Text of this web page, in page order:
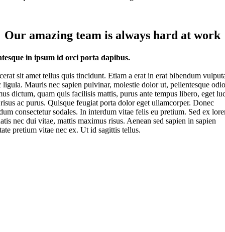
Our amazing team is always hard at work
in ipsum id orci porta dapibus.
sit amet tellus quis tincidunt. Etiam a erat in erat bibendum
ligula. Mauris nec sapien pulvinar, molestie dolor ut, pellentesque
dictum, quam quis facilisis mattis, purus ante tempus libero, eget
ac purus. Quisque feugiat porta dolor eget ullamcorper. Donec
consectetur sodales. In interdum vitae felis eu pretium. Sed ex
nec dui vitae, mattis maximus risus. Aenean sed sapien in sapien
pretium vitae nec ex. Ut id sagittis tellus.